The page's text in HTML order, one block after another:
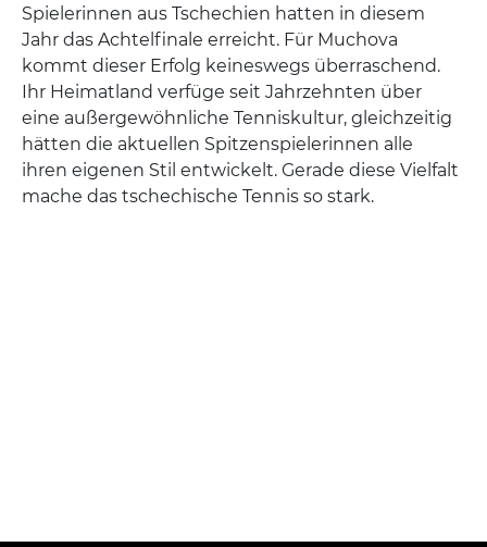
Spielerinnen aus Tschechien hatten in diesem
Jahr das Achtelfinale erreicht. Für Muchova
kommt dieser Erfolg keineswegs überraschend.
Ihr Heimatland verfüge seit Jahrzehnten über
eine außergewöhnliche Tenniskultur, gleichzeitig
hätten die aktuellen Spitzenspielerinnen alle
ihren eigenen Stil entwickelt. Gerade diese Vielfalt
mache das tschechische Tennis so stark.